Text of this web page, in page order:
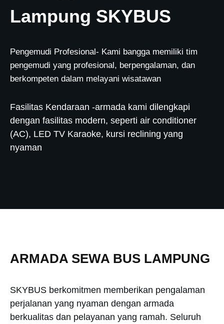
Lampung SKYBUS
Pengemudi Profesional- Kami bangga memiliki tim
pengemudi yang profesional, berpengalaman, dan
berkompeten dalam melayani wisatawan
Fasilitas Kendaraan -armada kami dilengkapi
dengan fasilitas modern, seperti air conditioner
(AC), LED TV Karaoke, kursi reclining yang
nyaman
ARMADA SEWA BUS LAMPUNG
SKYBUS berkomitmen memberikan pengalaman
perjalanan yang nyaman dengan armada
berkualitas dan pelayanan yang ramah. Seluruh